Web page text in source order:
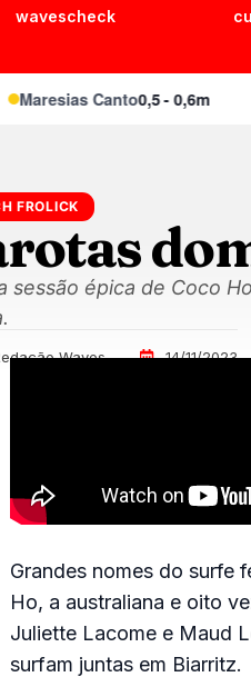
wavescheck
Maresias Canto0,5 - 0,6m
FROLICK
sessão épica de Coco
Waves 14/11/2023
Grandes nomes do surfe
Ho, a australiana e oito
Juliette Lacome e Maud
surfam juntas em Biarritz.